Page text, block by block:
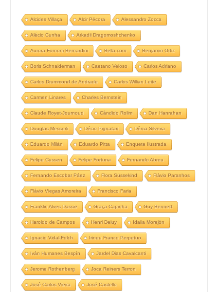
Alcides Villaça Alcir Pécora Alessandro Zocca
Alécio Cunha Arkadii Dragomoshchenko
Aurora Fornoni Bernardini Bella.com Benjamin Ortiz
Boris Schnaiderman Caetano Veloso Carlos Adriano
Carlos Drummond de Andrade Carlos Willian Leite
Carmen Linares Charles Bernstein
Claude Royet-Journoud Cândido Rolim Dan Hanrahan
Douglas Messerli Décio Pignatari Dênia Silveira
Eduardo Milán Eduardo Pitta Enquete Ilustrada
Felipe Cussen Felipe Fortuna Fernando Abreu
Fernando Escobar Páez Flora Süssekind Flávio Paranhos
Flávio Viegas Amoreira Francisco Faria
Franklin Alves Dassie Graça Capinha Guy Bennett
Haroldo de Campos Henri Deluy Idalia Morejón
Ignacio Vidal-Folch Irineu Franco Perpetuo
Iván Humanes Bespín Jardel Dias Cavalcanti
Jerome Rothenberg Joca Reiners Terron
José Carlos Vieira José Castello